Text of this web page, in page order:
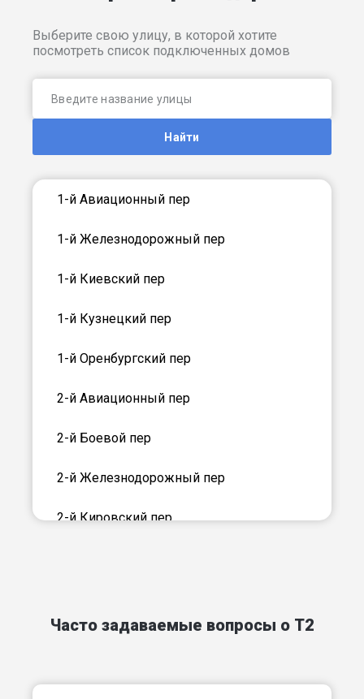
Выберите свою улицу, в которой хотите
посмотреть список подключенных домов
Найти
1-й Авиационный пер
1-й Железнодорожный пер
1-й Киевский пер
1-й Кузнецкий пер
1-й Оренбургский пер
2-й Авиационный пер
2-й Боевой пер
2-й Железнодорожный пер
2-й Кировский пер
2-й Партизанский пер
Часто задаваемые вопросы о T2